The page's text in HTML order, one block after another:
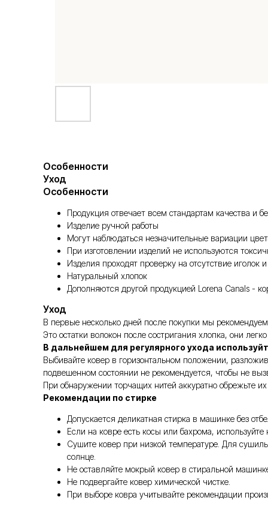
Особенности
Уход
Особенности
Продукция отвечает всем стандартам качества и
Изделие ручной работы
Могут наблюдаться незначительные вариации
При изготовлении изделий не используются
Изделия проходят проверку на отсутствие иголок
Натуральный хлопок
Дополняются другой продукцией Lorena Canals -
Уход
В первые несколько дней после покупки мы
Это остатки волокон после состригания хлопка, они
В дальнейшем для регулярного ухода
Выбивайте ковер в горизонтальном положении,
подвешенном состоянии не рекомендуется, чтобы не
При обнаружении торчащих нитей аккуратно обрежьте
Рекомендации по стирке
Допускается деликатная стирка в машинке без
Если на ковре есть косы или бахрома, используйте
Сушите ковер при низкой температуре. Для
солнце.
Не оставляйте мокрый ковер в стиральной
Не подвергайте ковер химической чистке.
При выборе ковра учитывайте рекомендации